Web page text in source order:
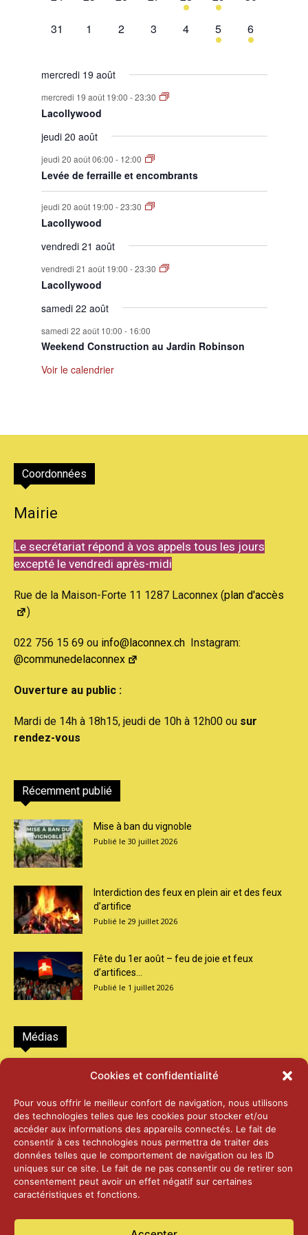
Cookies et confidentialité
Pour vous offrir le meilleur confort de navigation, nous utilisons
des technologies telles que les cookies pour stocker et/ou
accéder aux informations des appareils connectés. Le fait de
consentir à ces technologies nous permettra de traiter des
données telles que le comportement de navigation ou les ID
uniques sur ce site. Le fait de ne pas consentir ou de retirer son
consentement peut avoir un effet négatif sur certaines
caractéristiques et fonctions.
évènement,évènement,évènement,
0
31
0
1
0
2
0
3
0
évènement,
4
1
évènement,
5
1
évènement,
6
mercredi 19 août
mercredi 19 août 19:00 -23:30
Lacollywood
jeudi 20 août
jeudi 20 août 06:00 - 12:00
Levée de ferraille et encombrants
jeudi 20 août 19:00 -23:30
Lacollywood
vendredi 21 août
vendredi 21 août 19:00 -23:30
Lacollywood
samedi 22 août
samedi 22 août 10:00 - 16:00
Weekend Construction au Jardin Robinson
Voir le calendrier
Coordonnées
Mairie
Le secrétariat répond à vos appels tous les jours
excepté le vendredi après-midi
Rue de la Maison-Forte 11 1287 Laconnex (plan d'accès
)
022 756 15 69 ou info@laconnex.ch Instagram:
@communedelaconnex
Ouverture au public :
Mardi de 14h à 18h15, jeudi de 10h à 12h00 ou sur
rendez-vous
Récemment publié
Mise à ban du vignoble
30 juillet 2026
Interdiction des feux en plein air et des feux
d’artifice
29 juillet 2026
Fête du 1er août – feu de joie et feux
d’artifices...
1 juillet 2026
Médias
2026 – Laiterie d’Orsières et Abbaye de St-
25 juin 2026
2025 – Palais Fédéral – Berne
25 juin 2026
14 janvier 2025